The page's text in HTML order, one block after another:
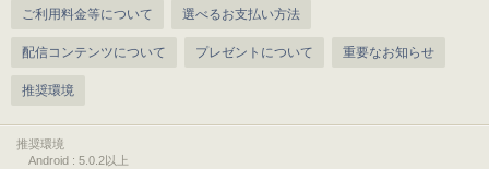
ご利用料金等について 選べるお支払い方法
配信コンテンツについて プレゼントについて 重要なお知らせ
推奨環境
推奨環境
Android : 5.0.2以上